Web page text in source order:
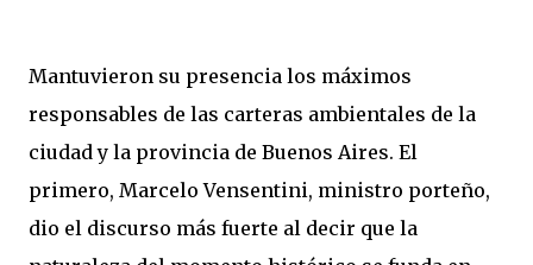
Mantuvieron su presencia los máximos
responsables de las carteras ambientales de la
ciudad y la provincia de Buenos Aires. El
primero, Marcelo Vensentini, ministro porteño,
dio el discurso más fuerte al decir que la